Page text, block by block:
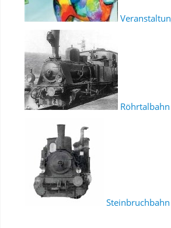
Röhrtalbahn